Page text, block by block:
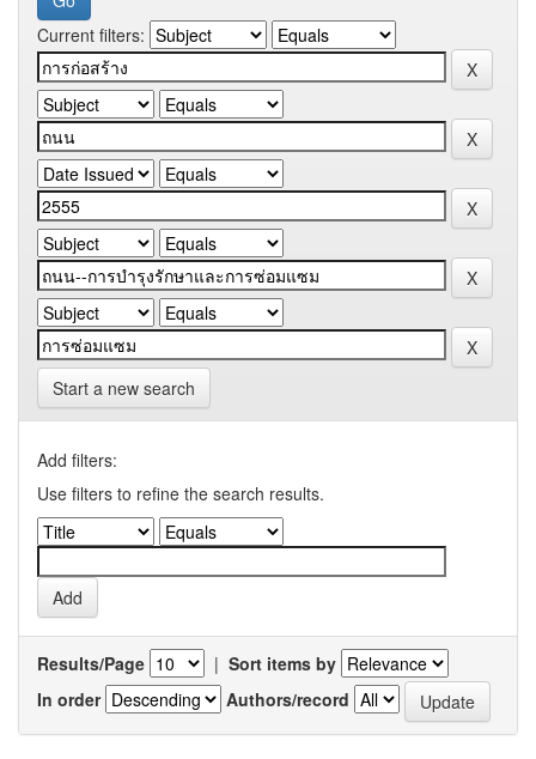
Current filters:
Start a new search
Add filters:
Use filters to refine the search results.
Results/Page | Sort items by
In order
Authors/record